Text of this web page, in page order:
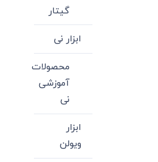
گیتار
ابزار نی
محصولات
آموزشی
نی
ابزار
ویولن